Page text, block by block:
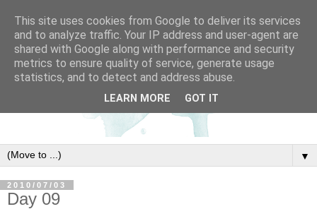
▼
2010/07/03
Day 09
This site uses cookies from Google to deliver its services
and to analyze traffic. Your IP address and user-agent are
shared with Google along with performance and security
metrics to ensure quality of service, generate usage
statistics, and to detect and address abuse.
LEARN MORE GOT IT